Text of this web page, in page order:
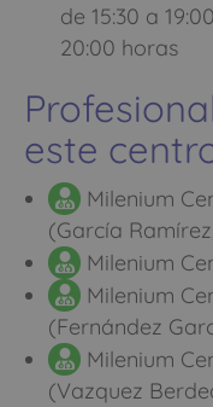
de 15:30 a
20:00 horas
este
Milenium
(García
Milenium
Milenium
(Fernández
Milenium
(Vazquez